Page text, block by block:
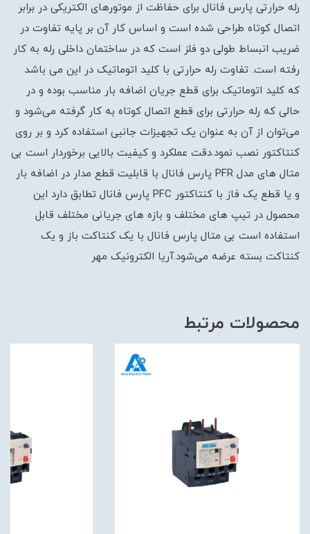
رله حرارتی پارس فانال برای حفاظت از موتورهای الکتریکی در برابر
اتصال کوتاه طراحی شده است و اساس کار آن بر پایه تفاوت در
ضریب انبساط طولی دو فلز است که در ساختمان داخلی رله به کار
رفته است. تفاوت رله حرارتی با کلید اتوماتیک در این می باشد
که کلید اتوماتیک برای قطع جریان اضافه بار مناسب بوده و در
حالی که رله حرارتی برای قطع اتصال کوتاه به کار گرفته می‌شود و
می‌توان از آن به عنوان یک تجهیزات جانبی استفاده کرد و بر روی
کنتاکتور نصب نمود.دقت عملکرد و کیفیت بالایی برخوردار است بی
متال های مدل PFR پارس فانال با قابلیت قطع مدار در اضافه بار
و یا قطع یک فاز با کنتاکتور PFC پارس فانال تطابق دارد این
محصول در تیپ های مختلف و بازه های جریانی مختلف قابل
استفاده است بی متال پارس فانال با یک کنتاکت باز و یک
کنتاکت بسته عرضه می‌شود.آریا الکترونیک مهر
محصولات مرتبط